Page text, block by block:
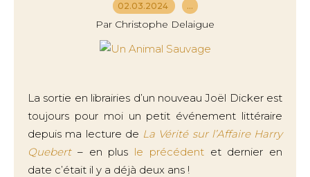
02.03.2024 …
Par Christophe Delaigue
La sortie en librairies d’un nouveau Joël Dicker est
toujours pour moi un petit événement littéraire
depuis ma lecture de La Vérité sur l’Affaire Harry
Quebert– en plus le précédent et dernier en
date c’était il y a déjà deux ans !